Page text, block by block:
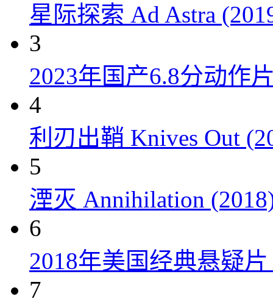
星际探索 Ad Astra
3
2023年国产6.8分动作
4
利刃出鞘 Knives Out
5
湮灭 Annihilation
6
2018年美国经典悬疑
7